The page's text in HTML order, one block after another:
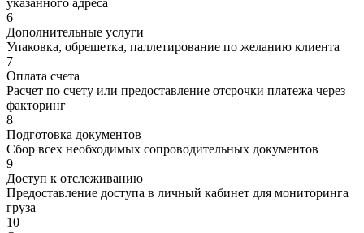
6
Дополнительные услуги
Упаковка, обрешетка, паллетирование по желанию клиента
7
Оплата счета
Расчет по счету или предоставление отсрочки платежа через
факторинг
8
Подготовка документов
Сбор всех необходимых сопроводительных документов
9
Доступ к отслеживанию
Предоставление доступа в личный кабинет для мониторинга
груза
10